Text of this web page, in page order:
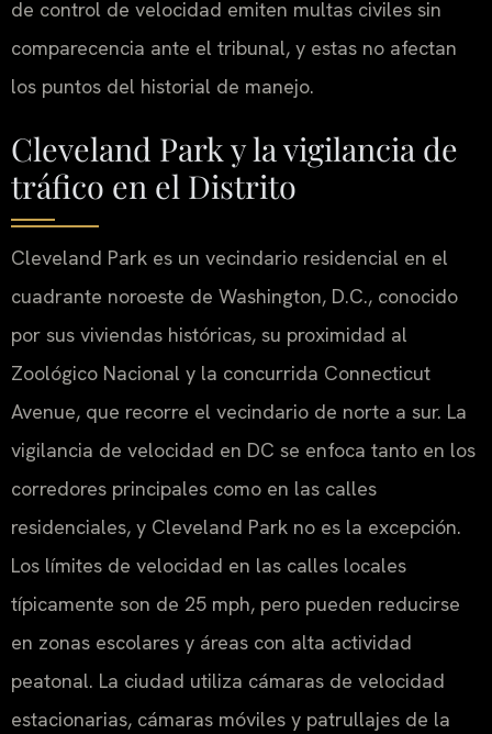
de control de velocidad emiten multas civiles sin
comparecencia ante el tribunal, y estas no afectan
los puntos del historial de manejo.
Cleveland Park y la vigilancia de
tráfico en el Distrito
Cleveland Park es un vecindario residencial en el
cuadrante noroeste de Washington, D.C., conocido
por sus viviendas históricas, su proximidad al
Zoológico Nacional y la concurrida Connecticut
Avenue, que recorre el vecindario de norte a sur. La
vigilancia de velocidad en DC se enfoca tanto en los
corredores principales como en las calles
residenciales, y Cleveland Park no es la excepción.
Los límites de velocidad en las calles locales
típicamente son de 25 mph, pero pueden reducirse
en zonas escolares y áreas con alta actividad
peatonal. La ciudad utiliza cámaras de velocidad
estacionarias, cámaras móviles y patrullajes de la